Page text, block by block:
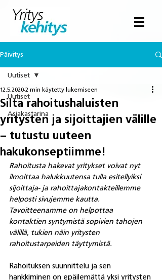
Päivitys
Uutiset
Asiakastarina
Uutiset
Silta rahoitushaluisten
yritysten ja sijoittajien välille
– tutustu uuteen
hakukonseptiimme!
12.5.2020 2 min käytetty lukemiseen
Rahoitusta hakevat yritykset voivat nyt
ilmoittaa halukkuutensa tulla esitellyiksi
sijoittaja- ja rahoittajakontakteillemme
helposti sivujemme kautta.
Tavoitteenamme on helpottaa
kontaktien syntymistä sopivien tahojen
välillä, tukien näin yritysten
rahoitustarpeiden täyttymistä.
Rahoituksen suunnittelu ja sen
hankkiminen on epäilemättä yksi yritysten